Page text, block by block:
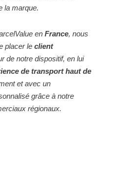
la marque.
en France, nous
placer le client
de notre dispositif, en lui
de transport haut de
et avec un
grâce à notre
régionaux.